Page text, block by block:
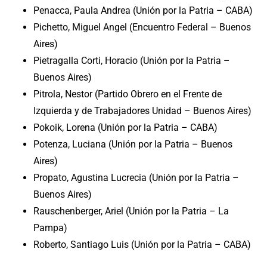
Penacca, Paula Andrea (Unión por la Patria – CABA)
Pichetto, Miguel Angel (Encuentro Federal – Buenos
Aires)
Pietragalla Corti, Horacio (Unión por la Patria –
Buenos Aires)
Pitrola, Nestor (Partido Obrero en el Frente de
Izquierda y de Trabajadores Unidad – Buenos Aires)
Pokoik, Lorena (Unión por la Patria – CABA)
Potenza, Luciana (Unión por la Patria – Buenos
Aires)
Propato, Agustina Lucrecia (Unión por la Patria –
Buenos Aires)
Rauschenberger, Ariel (Unión por la Patria – La
Pampa)
Roberto, Santiago Luis (Unión por la Patria – CABA)